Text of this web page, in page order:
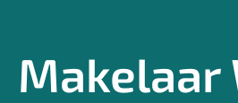
Makelaar